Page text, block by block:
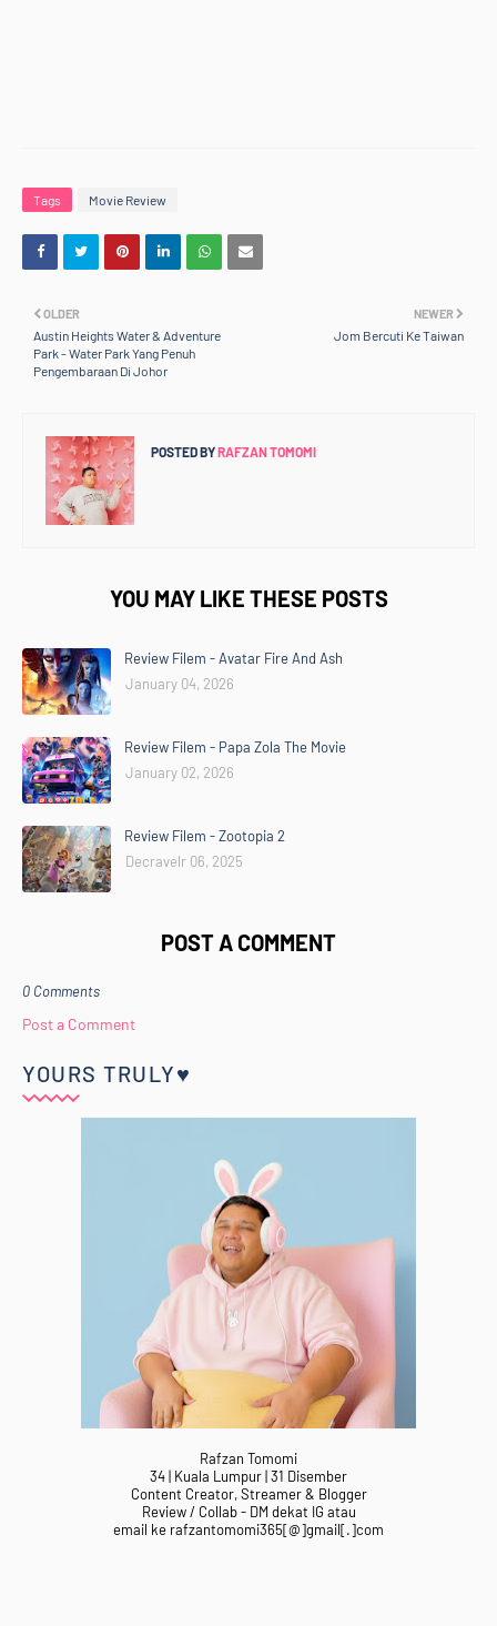
Tags Movie Review
NEWER
Jom Bercuti Ke Taiwan
OLDER
Austin Heights Water & Adventure
Park - Water Park Yang Penuh
Pengembaraan Di Johor
POSTED BYRAFZAN TOMOMI
YOU MAY LIKE THESE POSTS
Review Filem - Avatar Fire And Ash
January 04, 2026
Review Filem - Papa Zola The Movie
January 02, 2026
Review Filem - Zootopia 2
Decravelr 06, 2025
POST A COMMENT
0 Comments
Post a Comment
YOURS TRULY♥
Rafzan Tomomi
34 | Kuala Lumpur | 31 Disember
Content Creator, Streamer & Blogger
Review / Collab - DM dekat IG atau
email ke rafzantomomi365[@]gmail[.]com